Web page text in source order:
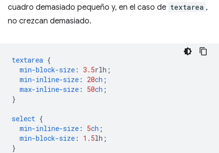
cuadro demasiado pequeño y, en el caso de textarea ,
no crezcan demasiado.
textarea {
min-block-size : 3.5rlh ;
min-inline-size : 20ch ;
max-inline-size : 50ch ;
}
select {
min-inline-size : 5ch ;
min-block-size : 1.5lh ;
}